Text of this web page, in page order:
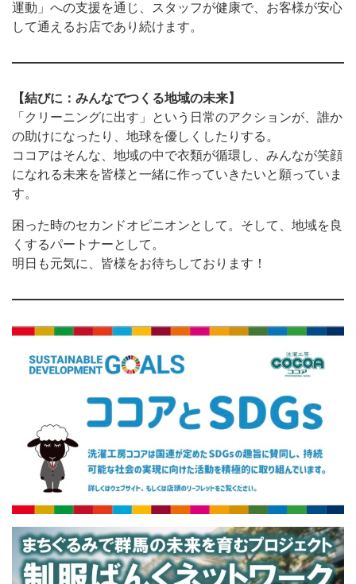
運動」への支援を通じ、スタッフが健康で、お客様が安心
して通えるお店であり続けます。
【結びに：みんなでつくる地域の未来】
「クリーニングに出す」という日常のアクションが、誰か
の助けになったり、地球を優しくしたりする。
ココアはそんな、地域の中で衣類が循環し、みんなが笑顔
になれる未来を皆様と一緒に作っていきたいと願っていま
す。
困った時のセカンドオピニオンとして。そして、地域を良
くするパートナーとして。
明日も元気に、皆様をお待ちしております！